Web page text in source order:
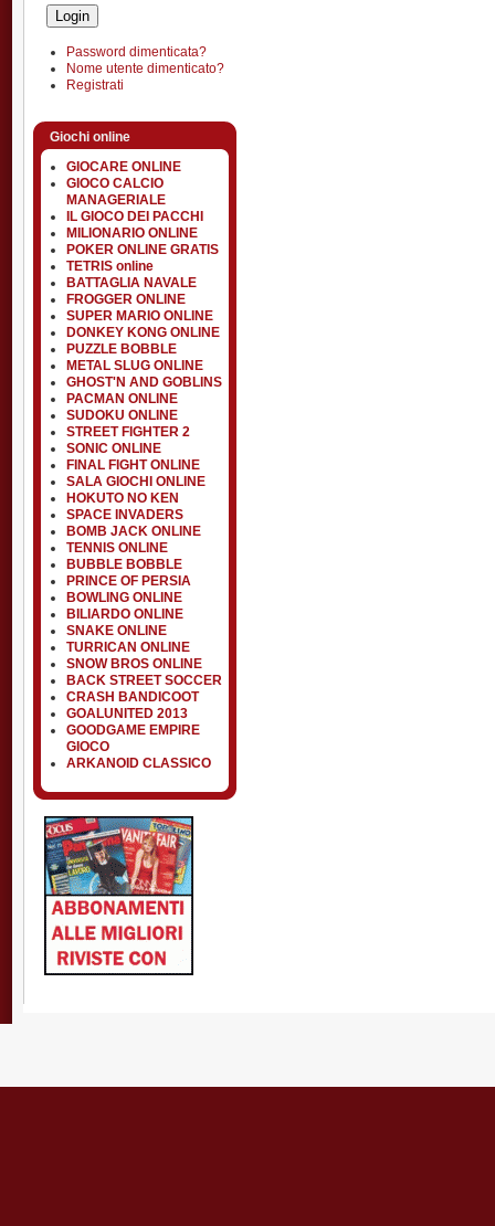
Password dimenticata?
Nome utente dimenticato?
Registrati
Giochi online
GIOCARE ONLINE
GIOCO CALCIO
MANAGERIALE
IL GIOCO DEI PACCHI
MILIONARIO ONLINE
POKER ONLINE GRATIS
TETRIS online
BATTAGLIA NAVALE
FROGGER ONLINE
SUPER MARIO ONLINE
DONKEY KONG ONLINE
PUZZLE BOBBLE
METAL SLUG ONLINE
GHOST'N AND GOBLINS
PACMAN ONLINE
SUDOKU ONLINE
STREET FIGHTER 2
SONIC ONLINE
FINAL FIGHT ONLINE
SALA GIOCHI ONLINE
HOKUTO NO KEN
SPACE INVADERS
BOMB JACK ONLINE
TENNIS ONLINE
BUBBLE BOBBLE
PRINCE OF PERSIA
BOWLING ONLINE
BILIARDO ONLINE
SNAKE ONLINE
TURRICAN ONLINE
SNOW BROS ONLINE
BACK STREET SOCCER
CRASH BANDICOOT
GOALUNITED 2013
GOODGAME EMPIRE
GIOCO
ARKANOID CLASSICO